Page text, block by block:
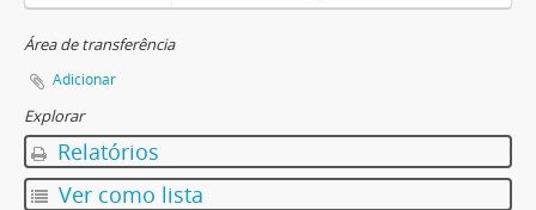
Área de transferência
Adicionar
Explorar
Relatórios
Ver como lista